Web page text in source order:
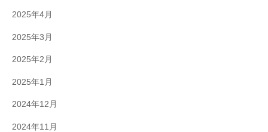
2025年4月
2025年3月
2025年2月
2025年1月
2024年12月
2024年11月